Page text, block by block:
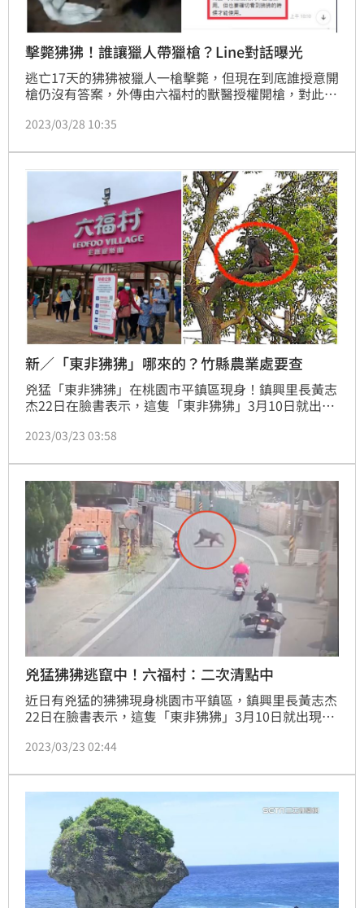
擊斃狒狒！誰讓獵人帶獵槍？Line對話曝光
逃亡17天的狒狒被獵人一槍擊斃，但現在到底誰授意開
槍仍沒有答案，外傳由六福村的獸醫授權開槍，對此六
（28日）一早也召開記者會澄清林姓獵人並非他們派
2023/03/28 10:35
新／「東非狒狒」哪來的？竹縣農業處要查
兇猛「東非狒狒」在桃園市平鎮區現身！鎮興里長黃志
杰22日在臉書表示，這隻「東非狒狒」3月10日就出現
出天羅地網，一度傳出東非狒狒是從六福村逃出，但園
務局將於今（23日）下午前往六福村稽查，是否有疏
失，以及飼養環境有無設施毀損。
2023/03/23 03:58
兇猛狒狒逃竄中！六福村：二次清點中
近日有兇猛的狒狒現身桃園市平鎮區，鎮興里長黃志杰
22日在臉書表示，這隻「東非狒狒」3月10日就出現在
天羅地網，一度傳出東非狒狒是從六福村逃出，但園方
局也表示，今（23）日下午前往六福村稽查是否有疏
失，以及飼養環境有無設施毀損。現在最新消息傳出，
為保險起見，六福村正在進行二次清點。
2023/03/23 02:44